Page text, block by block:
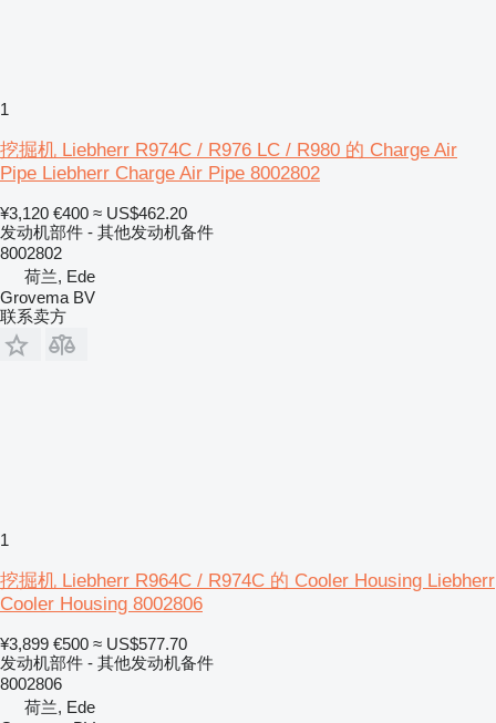
1
挖掘机 Liebherr R974C / R976 LC / R980 的 Charge Air
Pipe Liebherr Charge Air Pipe 8002802
¥3,120 €400 ≈ US$462.20
发动机部件 - 其他发动机备件
8002802
荷兰, Ede
Grovema BV
联系卖方
1
挖掘机 Liebherr R964C / R974C 的 Cooler Housing Liebherr
Cooler Housing 8002806
¥3,899 €500 ≈ US$577.70
发动机部件 - 其他发动机备件
8002806
荷兰, Ede